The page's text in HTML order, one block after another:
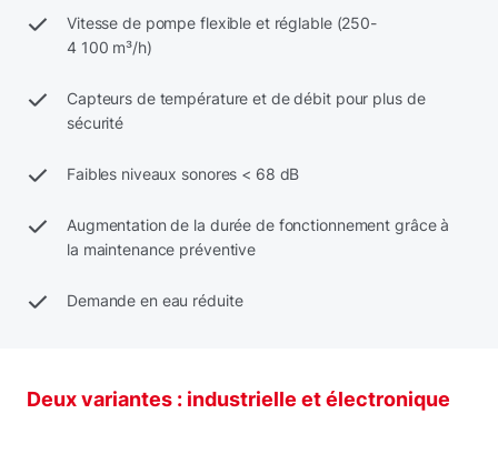
Vitesse de pompe flexible et réglable (250-
4 100 m³/h)
Capteurs de température et de débit pour plus de
sécurité
Faibles niveaux sonores < 68 dB
Augmentation de la durée de fonctionnement grâce à
la maintenance préventive
Demande en eau réduite
Deux variantes : industrielle et électronique